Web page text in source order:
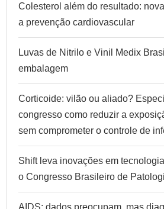
Colesterol além do resultado:
a prevenção cardiovascular
Luvas de Nitrilo e Vinil Medix
embalagem
Corticoide: vilão ou aliado?
congresso como reduzir a
sem comprometer o controle de
Shift leva inovações em
o Congresso Brasileiro de
AIDS: dados preocupam, mas